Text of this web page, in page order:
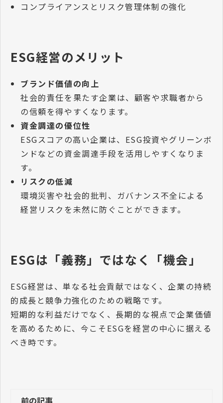
コンプライアンスとリスク管理体制の強化
ESG経営のメリット
ブランド価値の向上
社会的責任を果たす企業は、顧客や求職者から
の信頼を得やすくなります。
資金調達の優位性
ESGスコアの高い企業は、ESG投資やグリーンボ
ンドなどの資金調達手段を活用しやすくなりま
す。
リスクの低減
環境災害や社会的批判、ガバナンス不全による
経営リスクを未然に防ぐことができます。
ESGは「義務」ではなく「機会」
ESG経営は、単なる社会貢献ではなく、企業の持続
的成長と競争力強化のための戦略です。
短期的な利益だけでなく、長期的な視点で企業価値
を高めるために、今こそESGを経営の中心に据える
べき時です。
前の記事